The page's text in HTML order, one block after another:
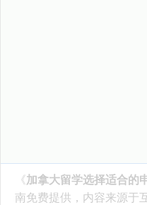
《加拿大留学选择适合的
南免费提供，内容来源于